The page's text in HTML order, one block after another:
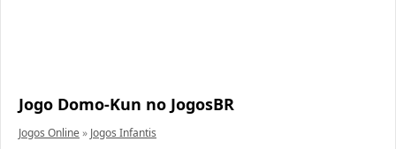
Jogo Domo-Kun no JogosBR
Jogos Online» Jogos Infantis